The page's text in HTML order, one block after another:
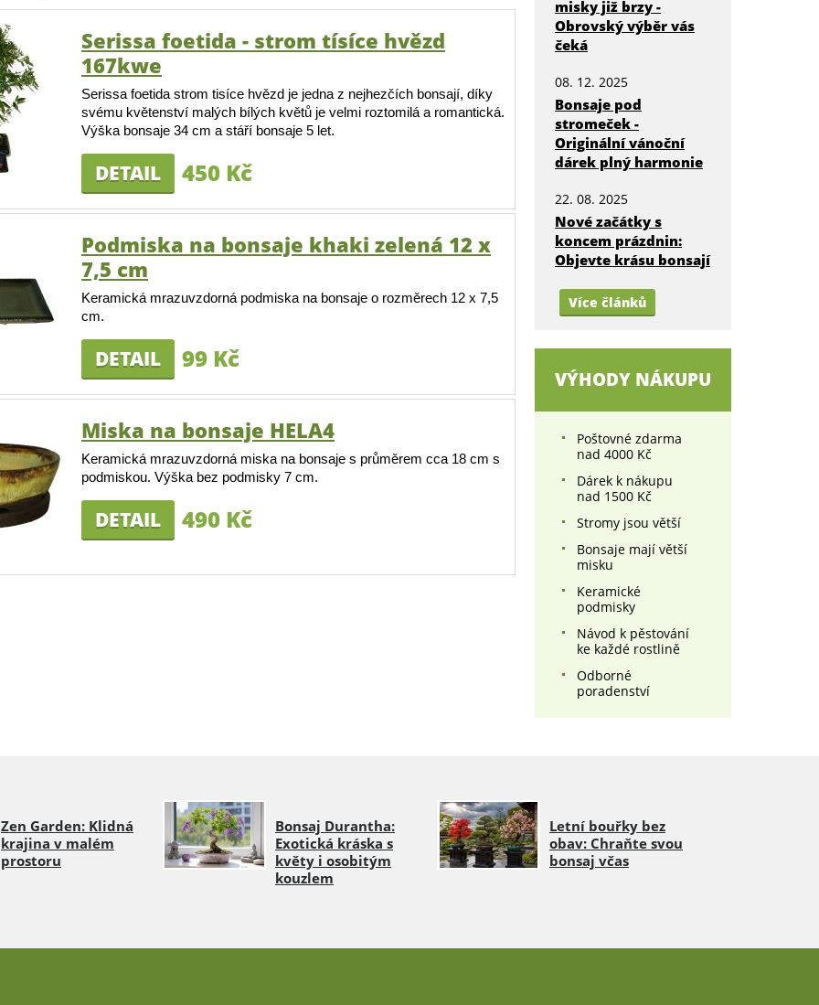
Serissa foetida - strom tísíce hvězd
167kwe
Serissa foetida strom tisíce hvězd je jedna z nejhezčích bonsají, díky
svému květenství malých bílých květů je velmi roztomilá a romantická.
Výška bonsaje 34 cm a stáří bonsaje 5 let.
DETAIL 450 Kč
Podmiska na bonsaje khaki zelená 12 x
7,5 cm
Keramická mrazuvzdorná podmiska na bonsaje o rozměrech 12 x 7,5
cm.
DETAIL 99 Kč
Miska na bonsaje HELA4
Keramická mrazuvzdorná miska na bonsaje s průměrem cca 18 cm s
podmiskou. Výška bez podmisky 7 cm.
DETAIL 490 Kč
misky již brzy -
Obrovský výběr vás
čeká
08. 12. 2025
Bonsaje pod
stromeček -
Originální vánoční
dárek plný harmonie
22. 08. 2025
Nové začátky s
koncem prázdnin:
Objevte krásu bonsají
Více článků
VÝHODY NÁKUPU
Poštovné zdarma
nad 4000 Kč
Dárek k nákupu
nad 1500 Kč
Stromy jsou větší
Bonsaje mají větší
misku
Keramické
podmisky
Návod k pěstování
ke každé rostlině
Odborné
poradenství
Zen Garden: Klidná
krajina v malém
prostoru
Bonsaj Durantha:
Exotická kráska s
květy i osobitým
kouzlem
Letní bouřky bez
obav: Chraňte svou
bonsaj včas